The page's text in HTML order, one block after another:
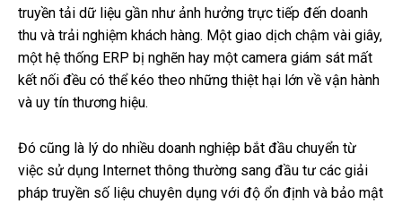
truyền tải dữ liệu gần như ảnh hưởng trực tiếp đến doanh
thu và trải nghiệm khách hàng. Một giao dịch chậm vài giây,
một hệ thống ERP bị nghẽn hay một camera giám sát mất
kết nối đều có thể kéo theo những thiệt hại lớn về vận hành
và uy tín thương hiệu.
Đó cũng là lý do nhiều doanh nghiệp bắt đầu chuyển từ
việc sử dụng Internet thông thường sang đầu tư các giải
pháp truyền số liệu chuyên dụng với độ ổn định và bảo mật